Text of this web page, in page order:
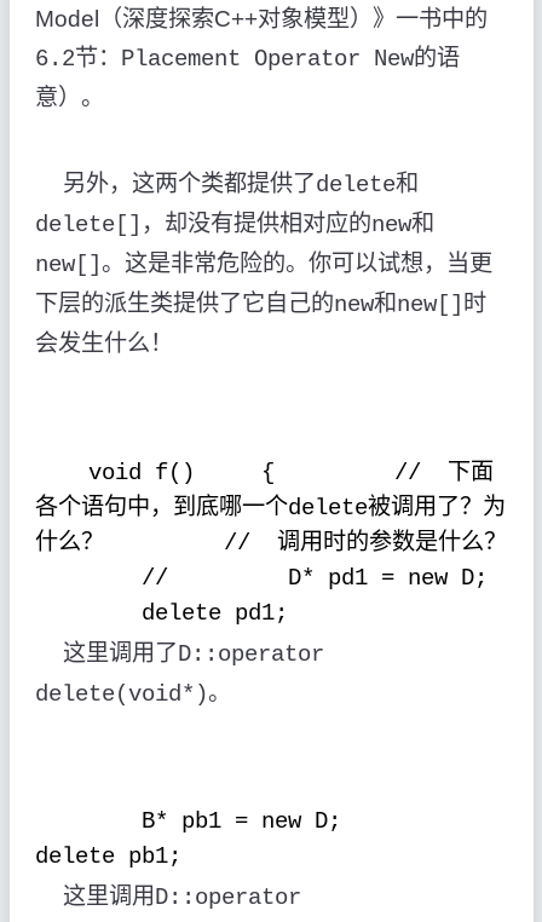
Model
（深度探索C++对象模型） 》一书中的
6.2节： Placement Operator New的语
意）。
另外，这两个类都提供了delete和
delete[] ，却没有提供相对应的new和
new[] 。这是非常危险的。你可以试想，当更
下层的派生类提供了它自己的new和new[] 时
会发生什么！
void f() { //
下面
各个语句中，到底哪一个delete被调用了？为
什么？
// 调用时的参数是什么？
//
D* pd1 = new D;
delete pd1;
这里调用了D::operator
delete(void*)。
B* pb1 = new D;
delete pb1;
这里调用D::operator